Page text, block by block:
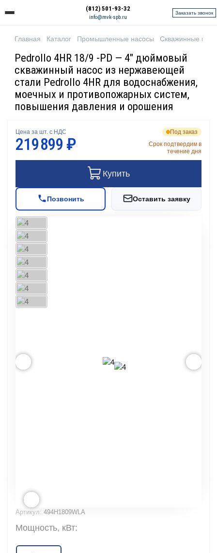
(812) 501-93-32
info@mvk-spb.ru
Заказать звонок
Главная Каталог Промышленные насосы Скважинные
Pedrollo 4HR 18/9 -PD — 4" дюймовый
скважинный насос из нержавеющей
стали Pedrollo 4HR для водоснабжения,
моечных и противопожарных систем,
повышения давления и орошения
Артикул: 494H1809WLA
Мощность, кВт:
Цена за шт. с НДС
219 899 ₽
Под заказ
Срок подтвердим в
течение дня
Купить
Позвонить Оставить заявку